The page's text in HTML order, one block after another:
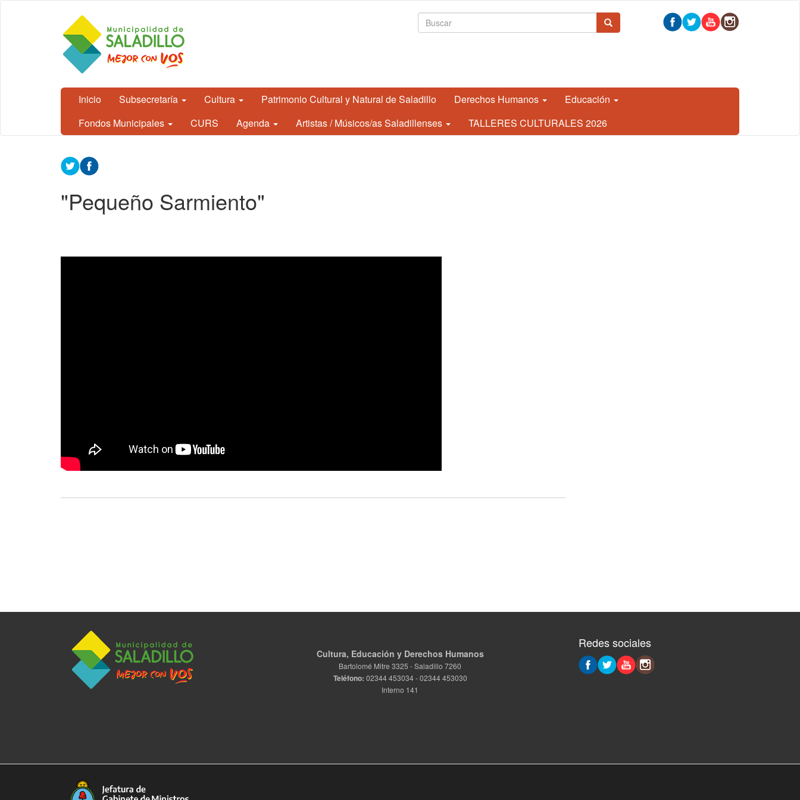
CEDH.
Secretaría
de
Cultura,
Educación
Derechos
Humanos
Formulario de búsqueda
Inicio Subsecretaría Cultura Patrimonio Cultural y Natural de Saladillo Derechos Humanos
Educación
Fondos Municipales
CURS Agenda Artistas / Músicos/as Saladillenses TALLERES CULTURALES 2026
Contenido
principal
"Pequeño Sarmiento"
Cultura, Educación y Derechos Humanos
Bartolomé Mitre 3325 - Saladillo 7260
Teléfono: 02344 453034 - 02344 453030
Interno 141
Redes sociales